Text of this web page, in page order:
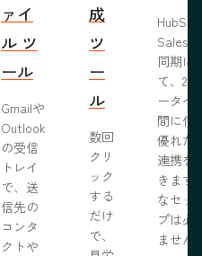
ァイ
ル ツ
ール
Gmailや
Outlook
の受信
トレイ
で、送
信先の
コンタ
クトや
成
ツ
ー
ル
数回
クリ
ック
する
だけ
で、
同期に
て、2
ータベ
間に信
優れた
連携を
きます
なセッ
プは必
ません